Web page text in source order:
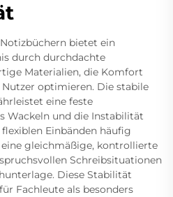
bietet ein
durch durchdachte
Materialien, die Komfort
optimieren. Die stabile
eine feste
Wackeln und die Instabilität
Einbänden häufig
gleichmäßige, kontrollierte
Schreibsituationen
Diese Stabilität
Fachleute als besonders